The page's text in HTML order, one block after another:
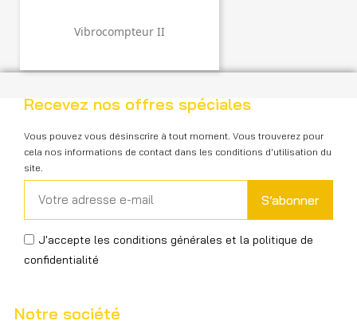
Vibrocompteur II
Recevez nos offres spéciales
Vous pouvez vous désinscrire à tout moment. Vous trouverez pour
cela nos informations de contact dans les conditions d'utilisation du
site.
S’abonner
J'accepte les conditions générales et la politique de
confidentialité
Notre société